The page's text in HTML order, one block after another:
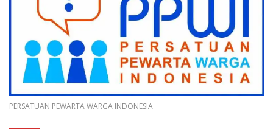
PERSATUAN PEWARTA WARGA INDONESIA